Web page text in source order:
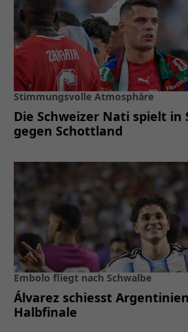
Stimmungsvolle Atmosphäre
Die Schweizer Nati spielt in
gegen Schottland
Embolo fliegt nach Schwalbe
Álvarez schiesst
Halbfinale